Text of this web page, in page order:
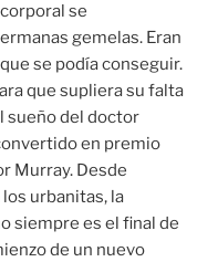
se
gemelas. Eran
se podía conseguir.
que supliera su falta
sueño del doctor
en premio
Murray. Desde
urbanitas, la
siempre es el final de
de un nuevo